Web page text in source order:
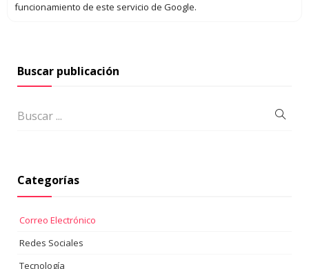
funcionamiento de este servicio de Google.
Buscar publicación
Categorías
Correo Electrónico
Redes Sociales
Tecnología